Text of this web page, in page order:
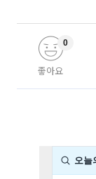
좋아요
0